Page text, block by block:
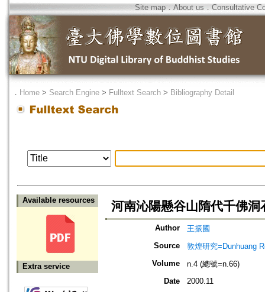
Site map．About us ． Consultative
． Home > Search Engine > Fulltext Search > Bibliography Detail
Available resources
Extra service
河南沁陽懸谷山隋代千佛洞
Author
王振國
Source
敦煌研究=Dunhuang
Volume
n.4 (總號=n.66)
Date
2000.11